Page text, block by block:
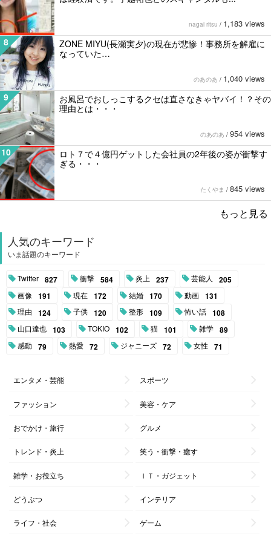
nagai ritsu / 1,183 views
8
ZONE MIYU(長瀬実夕)の現在が悲惨！事務所を解雇に
なっていた…
のあのあ / 1,040 views
9
お風呂でおしっこするクセは直さなきゃヤバイ！？その
理由とは・・・
のあのあ / 954 views
10
ロト７で４億円ゲットした会社員の2年後の姿が衝撃す
ぎる・・・
たくやま / 845 views
もっと見る
人気のキーワード
いま話題のキーワード
Twitter 827 衝撃 584 炎上 237 芸能人 205
画像 191 現在 172 結婚 170 動画 131
理由 124 子供 120 整形 109 怖い話 108
山口達也 103 TOKIO 102 猫 101 雑学 89
感動 79 熱愛 72 ジャニーズ 72 女性 71
エンタメ・芸能 スポーツ
ファッション 美容・ケア
おでかけ・旅行 グルメ
トレンド・炎上 笑う・衝撃・癒す
雑学・お役立ち ＩＴ・ガジェット
どうぶつ インテリア
ライフ・社会 ゲーム